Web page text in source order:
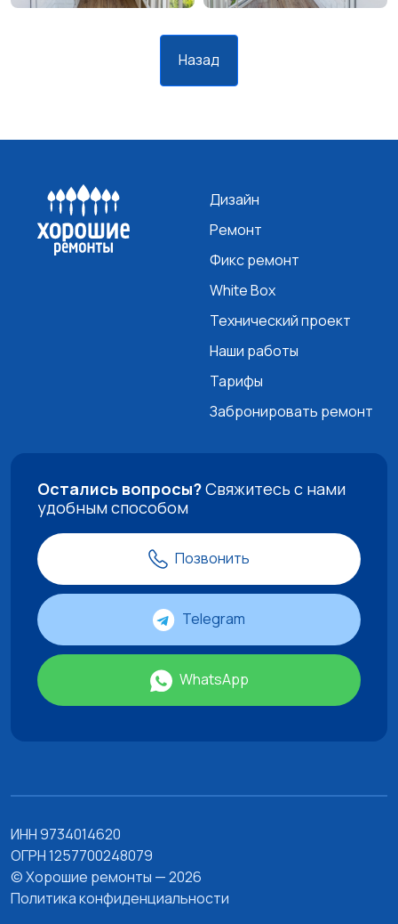
Назад
Дизайн
Ремонт
Фикс ремонт
White Box
Технический проект
Наши работы
Тарифы
Забронировать ремонт
Остались вопросы?Свяжитесь с нами
удобным способом
Позвонить
Telegram
WhatsApp
ИНН 9734014620
ОГРН 1257700248079
© Хорошие ремонты — 2026
Политика конфиденциальности